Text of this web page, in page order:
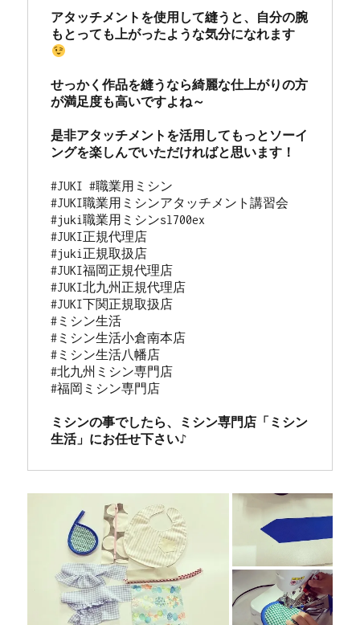
アタッチメントを使用して縫うと、自分の腕
もとっても上がったような気分になれます
せっかく作品を縫うなら綺麗な仕上がりの方
が満足度も高いですよね～
是非アタッチメントを活用してもっとソーイ
#JUKI #職業用ミシン
#JUKI職業用ミシンアタッチメント講習会
#juki職業用ミシンsl700ex
#JUKI正規代理店
#juki正規取扱店
#JUKI福岡正規代理店
#JUKI北九州正規代理店
#JUKI下関正規取扱店
#ミシン生活
#ミシン生活小倉南本店
#ミシン生活八幡店
#北九州ミシン専門店
#福岡ミシン専門店
ミシンの事でしたら、ミシン専門店「ミシン
生活」にお任せ下さい♪